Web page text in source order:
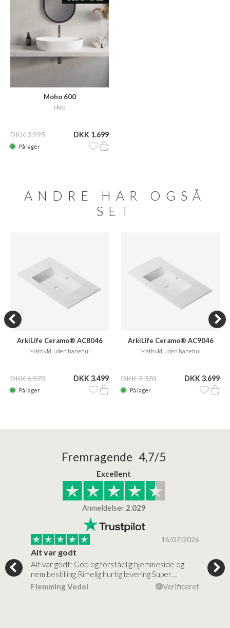
Moho 600
Hvid
DKK 3.995 DKK 1.699
På lager
ANDRE HAR OGSÅ
SET
ArkiLife Ceramo® AC8046
Mathvid, uden hanehul
DKK 6.970 DKK 3.499
På lager
ArkiLife Ceramo® AC9046
Mathvid, uden hanehul
DKK 7.370 DKK 3.699
På lager
Fremragende 4,7/5
Excellent
Anmeldelser 2.029
for…
16/07/2026
Alt var godt
Alt var godt: God og forståelig hjemmeside og
nem bestilling Rimelig hurtig levering Super…
Flemming Vedel
Verificeret
Jeg
en